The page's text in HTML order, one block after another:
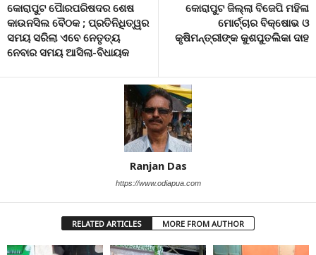
କୋରାପୁଟ ପୈାରପରିଷଦର ଶେଷ
କାଉନସିଲ ବୈଠକ ; ପ୍ରତିନିଧିତ୍ୱର
ସମୟ ସରିଲା ଏବେ ନେତୃତ୍ୟ
ନେବାର ସମୟ ଆସିଲା-ବିଧାୟକ
କୋରାପୁଟ ଜିଲ୍ଲା ବିଜେପି ମହିଳା
ମୋର୍ଚ୍ଚାର ବିକ୍ଷୋଭ ଓ
କୃଷିମନ୍ତ୍ରୀଙ୍କ କୁଶପୁତଲିକା ଦାହ
Ranjan Das
https://www.odiapua.com
RELATED ARTICLES MORE FROM AUTHOR